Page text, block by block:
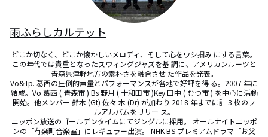
雨ふらしカルテット
どこか切なく、どこか懐かしいメロディ、そして心をワシ掴み にする言葉。
この年代では貴重となったスウィングジャズを基 調に、アメリカンルーツと
青森県津軽地方の素朴さを融合させ た作品を発表。
Vo&Tp. 葛西の圧倒的声量とパフォーマンスが各地で好評を得 る。2007 年に
結成。Vo 葛西 ( 青森市 ) Bs 野月 ( 十和田市 )Key 田中 ( むつ市 ) を中心に活動
開始。他メンバー 鈴木 (Gt) 佐々 木 (Dr) が加わり 2018 年までに計 3 枚のフ
ルアルバムをリリー ス。
ニッポン放送のゴールデンタイムにてジングルに採用。 オールナイトニッポ
ンの「有楽町音楽室」にレギュラー出演。 NHK BS プレミアムドラマ「お父